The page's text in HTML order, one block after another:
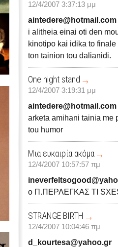
12/4/2007 3:37:13 μμ
aintedere@hotmail.com
i alitheia einai oti den
kinotipo kai idika to
ton tainion tou dalianidi.
One night stand
12/4/2007 3:19:31 μμ
aintedere@hotmail.com
arketa amihani tainia me
tou humor
Μια ευκαιρία ακόμα
12/4/2007 10:57:57 πμ
o Π.ΠΕΡΛΕΓΚΑΣ TI
STRANGE BIRTH
12/4/2007 10:04:46 πμ
d_kourtesa@yahoo.gr